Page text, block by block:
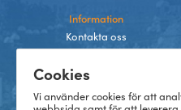
Cookies
Vi använder cookies för att
Information
Kontakta oss
Villkor
Cookies